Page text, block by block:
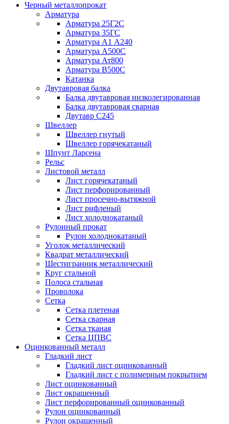
Черный металлопрокат
Арматура
Арматура 25Г2С
Арматура 35ГС
Арматура А1 А240
Арматура А500С
Арматура Ат800
Арматура В500С
Катанка
Двутавровая балка
Балка двутавровая низколегированная
Балка двутавровая сварная
Двутавр С245
Швеллер
Швеллер гнутый
Швеллер горячекатаный
Шпунт Ларсена
Рельс
Листовой металл
Лист горячекатаный
Лист перфорированный
Лист просечно-вытяжной
Лист рифленый
Лист холоднокатаный
Рулонный прокат
Рулон холоднокатаный
Уголок металлический
Квадрат металлический
Шестигранник металлический
Круг стальной
Полоса стальная
Проволока
Сетка
Сетка плетеная
Сетка сварная
Сетка тканая
Сетка ЦПВС
Оцинкованный металл
Гладкий лист
Гладкий лист оцинкованный
Гладкий лист с полимерным покрытием
Лист оцинкованный
Лист окрашенный
Лист перфорированный оцинкованный
Рулон оцинкованный
Рулон окрашенный